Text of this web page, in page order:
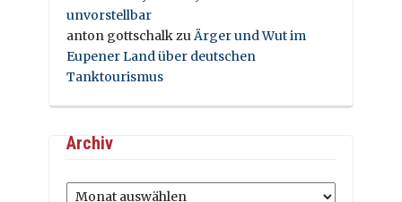
unvorstellbar
anton gottschalkzuÄrger und Wut im
Eupener Land über deutschen
Tanktourismus
Archiv
Archiv